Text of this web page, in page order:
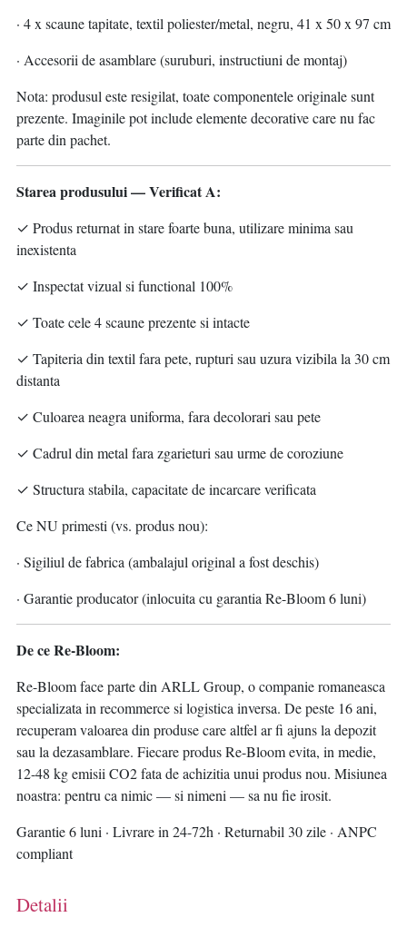
· 4 x scaune tapitate, textil poliester/metal, negru, 41 x 50 x 97 cm
· Accesorii de asamblare (suruburi, instructiuni de montaj)
Nota: produsul este resigilat, toate componentele originale sunt
prezente. Imaginile pot include elemente decorative care nu fac
parte din pachet.
Starea produsului — Verificat A:
✓ Produs returnat in stare foarte buna, utilizare minima sau
inexistenta
✓ Inspectat vizual si functional 100%
✓ Toate cele 4 scaune prezente si intacte
✓ Tapiteria din textil fara pete, rupturi sau uzura vizibila la 30 cm
distanta
✓ Culoarea neagra uniforma, fara decolorari sau pete
✓ Cadrul din metal fara zgarieturi sau urme de coroziune
✓ Structura stabila, capacitate de incarcare verificata
Ce NU primesti (vs. produs nou):
· Sigiliul de fabrica (ambalajul original a fost deschis)
· Garantie producator (inlocuita cu garantia Re-Bloom 6 luni)
De ce Re-Bloom:
Re-Bloom face parte din ARLL Group, o companie romaneasca
specializata in recommerce si logistica inversa. De peste 16 ani,
recuperam valoarea din produse care altfel ar fi ajuns la depozit
sau la dezasamblare. Fiecare produs Re-Bloom evita, in medie,
12-48 kg emisii CO2 fata de achizitia unui produs nou. Misiunea
noastra: pentru ca nimic — si nimeni — sa nu fie irosit.
Garantie 6 luni · Livrare in 24-72h · Returnabil 30 zile · ANPC
compliant
Detalii